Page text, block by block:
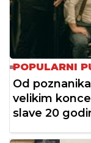
POPULARNI
Od
velikim
slave 20